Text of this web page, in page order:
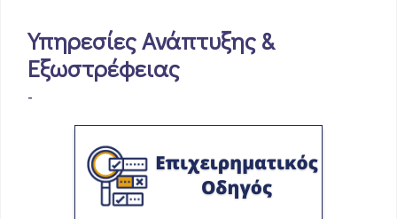
Υπηρεσίες Ανάπτυξης &
Εξωστρέφειας
-